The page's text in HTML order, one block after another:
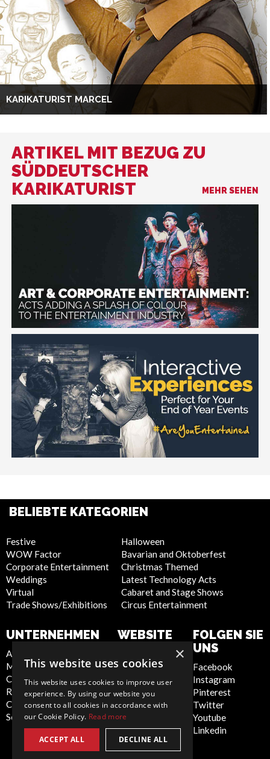
KARIKATURIST MARCEL
ARTIKEL MIT BEZUG ZU
SÜDDEUTSCHER
KARIKATURIST
MEHR SEHEN
BELIEBTE KATEGORIEN
Festive
WOW Factor
Corporate Entertainment
Weddings
Virtual
Trade Shows/Exhibitions
Halloween
Bavarian and Oktoberfest
Christmas Themed
Latest Technology Acts
Cabaret and Stage Shows
Circus Entertainment
UNTERNEHMEN
About Us
Meet the Team
Contact Us
Report Abuse
Compliance Statement -
Seafarers
WEBSITE
Cookie Policy
Artist Sign Up
Terms and
Conditions
Sitemap
FOLGEN SIE
UNS
Facebook
Instagram
Pinterest
Twitter
Youtube
Linkedin
×
This website uses cookies
This website uses cookies to improve user
experience. By using our website you
consent to all cookies in accordance with
our Cookie Policy. Read more
ACCEPT ALL DECLINE ALL